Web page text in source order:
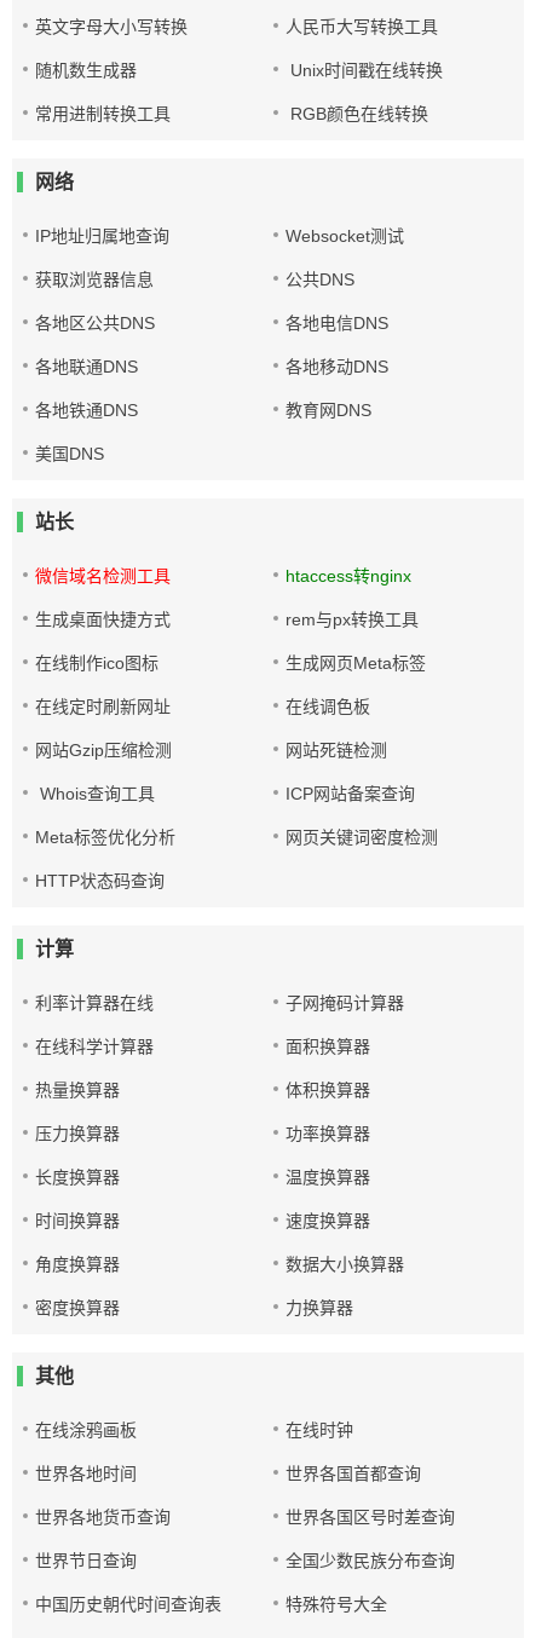
英文字母大小写转换 人民币大写转换工具
随机数生成器 Unix时间戳在线转换
常用进制转换工具 RGB颜色在线转换
网络
IP地址归属地查询 Websocket测试
获取浏览器信息 公共DNS
各地区公共DNS 各地电信DNS
各地联通DNS 各地移动DNS
各地铁通DNS 教育网DNS
美国DNS
站长
微信域名检测工具 htaccess转nginx
生成桌面快捷方式 rem与px转换工具
在线制作ico图标 生成网页Meta标签
在线定时刷新网址 在线调色板
网站Gzip压缩检测 网站死链检测
Whois查询工具 ICP网站备案查询
Meta标签优化分析 网页关键词密度检测
HTTP状态码查询
计算
利率计算器在线 子网掩码计算器
在线科学计算器 面积换算器
热量换算器 体积换算器
压力换算器 功率换算器
长度换算器 温度换算器
时间换算器 速度换算器
角度换算器 数据大小换算器
密度换算器 力换算器
其他
在线涂鸦画板 在线时钟
世界各地时间 世界各国首都查询
世界各地货币查询 世界各国区号时差查询
世界节日查询 全国少数民族分布查询
中国历史朝代时间查询表 特殊符号大全